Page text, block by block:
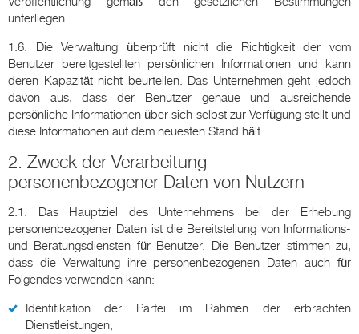
unterliegen.
1.6. Die Verwaltung überprüft nicht die Richtigkeit der vom
Benutzer bereitgestellten persönlichen Informationen und kann
deren Kapazität nicht beurteilen. Das Unternehmen geht jedoch
davon aus, dass der Benutzer genaue und ausreichende
persönliche Informationen über sich selbst zur Verfügung stellt und
diese Informationen auf dem neuesten Stand hält.
2. Zweck der Verarbeitung
personenbezogener Daten von Nutzern
2.1. Das Hauptziel des Unternehmens bei der Erhebung
personenbezogener Daten ist die Bereitstellung von Informations-
und Beratungsdiensten für Benutzer. Die Benutzer stimmen zu,
dass die Verwaltung ihre personenbezogenen Daten auch für
Folgendes verwenden kann:
Identifikation der Partei im Rahmen der erbrachten
Dienstleistungen;